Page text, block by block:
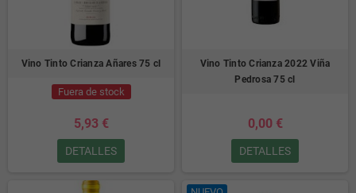
Vino Tinto Crianza Añares 75 cl
Fuera de stock
5,93 €
DETALLES
Vino Tinto Crianza 2022 Viña
Pedrosa 75 cl
0,00 €
DETALLES